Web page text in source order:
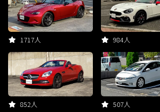
1717人 984人
852人 507人